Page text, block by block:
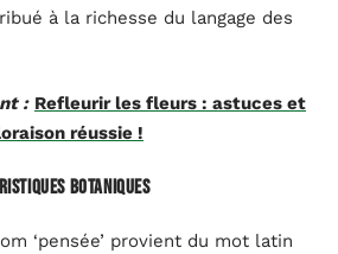
à la richesse du langage des
: Refleurir les fleurs : astuces et
réussie !
botaniques
‘pensée’ provient du mot latin